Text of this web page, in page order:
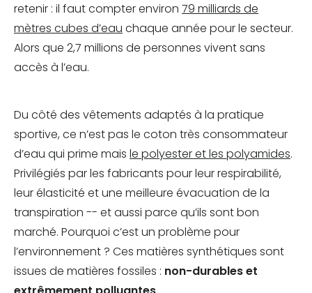
retenir : il faut compter environ 79 milliards de
mètres cubes d’eau chaque année pour le secteur.
Alors que 2,7 millions de personnes vivent sans
accès à l’eau.
Du côté des vêtements adaptés à la pratique
sportive, ce n’est pas le coton très consommateur
d’eau qui prime mais le polyester et les polyamides.
Privilégiés par les fabricants pour leur respirabilité,
leur élasticité et une meilleure évacuation de la
transpiration -- et aussi parce qu’ils sont bon
marché. Pourquoi c’est un problème pour
l’environnement ? Ces matières synthétiques sont
issues de matières fossiles : non-durables et